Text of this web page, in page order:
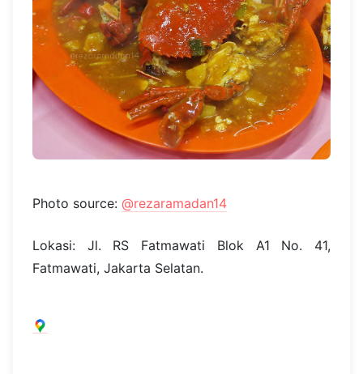
Photo source: @rezaramadan14
Lokasi: Jl. RS Fatmawati Blok A1 No. 41,
Fatmawati, Jakarta Selatan.